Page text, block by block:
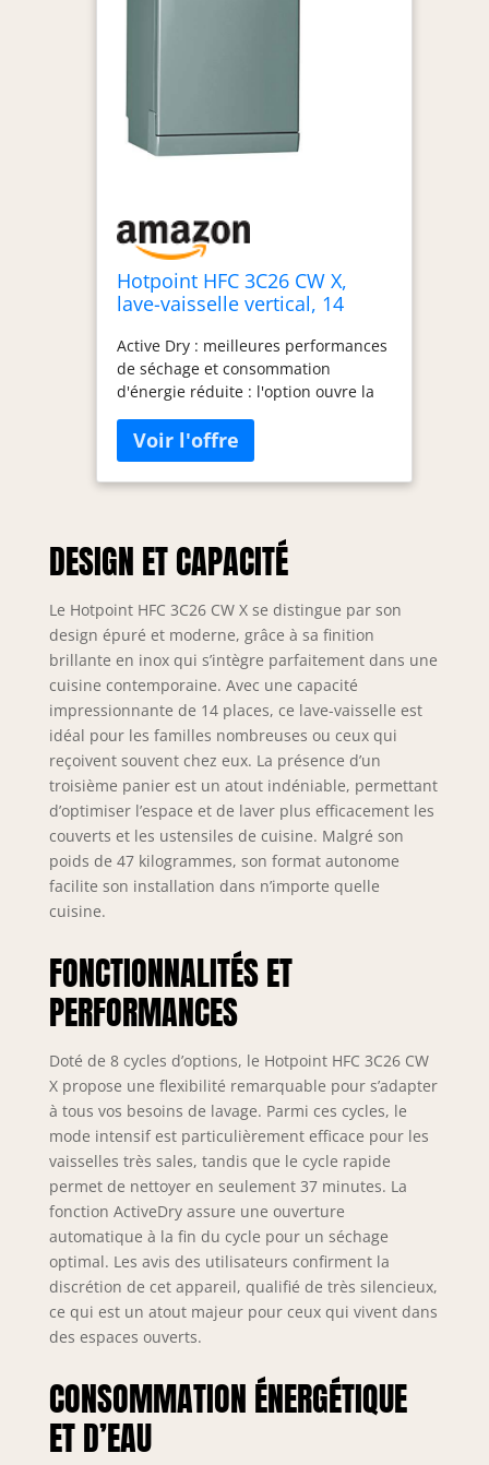
Hotpoint HFC 3C26 CW X,
lave-vaisselle vertical, 14
Active Dry : meilleures performances
de séchage et consommation
d'énergie réduite : l'option ouvre la
porte automatiquement de 10 cm à
la fin du cycle tout en préservant le
top de la cuisine Zone de lavage
active 3D : le nouveau système de
puissants, avec 40 pourcentage de
pouvoir nettoyant en plus, dans le
couverts : plateau à couverts
pratique, coulissant et amovible,
pour une flexibilité supplémentaire
dans la disposition de la charge
Moteur Inverter : grâce à sa capacité
de variation, la vitesse de rotation
est plus efficace dans le contrôle de
la pression de l'eau et améliore le
niveau sonore Démarrage différé :
option pour retarder le démarrage
du programme de lavage,
permettant de faire partir le lave-
vaisselle à toute heure de la journée
énergétique : E
DESIGN ET CAPACITÉ
Le Hotpoint HFC 3C26 CW X se distingue par son
design épuré et moderne, grâce à sa finition
brillante en inox qui s’intègre parfaitement dans une
cuisine contemporaine. Avec une capacité
impressionnante de 14 places, ce lave-vaisselle est
idéal pour les familles nombreuses ou ceux qui
reçoivent souvent chez eux. La présence d’un
troisième panier est un atout indéniable, permettant
d’optimiser l’espace et de laver plus efficacement les
couverts et les ustensiles de cuisine. Malgré son
poids de 47 kilogrammes, son format autonome
facilite son installation dans n’importe quelle
cuisine.
FONCTIONNALITÉS ET
PERFORMANCES
Doté de 8 cycles d’options, le Hotpoint HFC 3C26 CW
X propose une flexibilité remarquable pour s’adapter
à tous vos besoins de lavage. Parmi ces cycles, le
mode intensif est particulièrement efficace pour les
vaisselles très sales, tandis que le cycle rapide
permet de nettoyer en seulement 37 minutes. La
fonction ActiveDry assure une ouverture
automatique à la fin du cycle pour un séchage
optimal. Les avis des utilisateurs confirment la
discrétion de cet appareil, qualifié de très silencieux,
ce qui est un atout majeur pour ceux qui vivent dans
des espaces ouverts.
CONSOMMATION ÉNERGÉTIQUE
ET D’EAU